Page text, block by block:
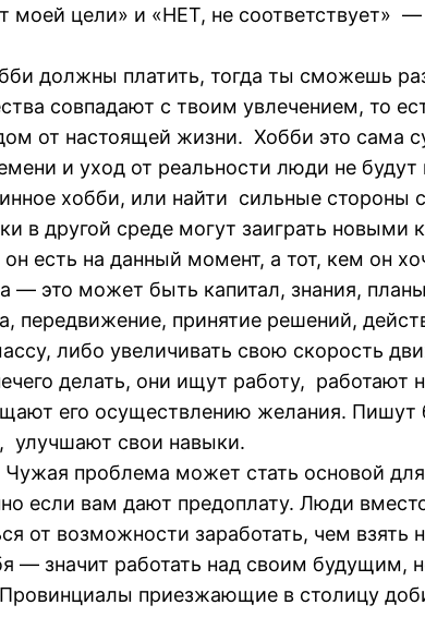
моей цели» и «НЕТ, не соответствует»
должны платить, тогда ты сможешь
совпадают с твоим увлечением, то
от настоящей жизни. Хобби это сама
и уход от реальности люди не будут
хобби, или найти сильные стороны
в другой среде могут заиграть новыми
есть на данный момент, а тот, кем он
— это может быть капитал, знания,
передвижение, принятие решений,
либо увеличивать свою скорость
делать, они ищут работу, работают
его осуществлению желания. Пишут
улучшают свои навыки.
Чужая проблема может стать основой
если вам дают предоплату. Люди
возможности заработать, чем взять
— значит работать над своим будущим,
приезжающие в столицу